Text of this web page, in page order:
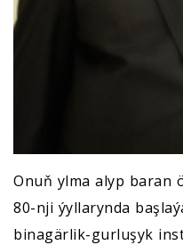
Onuň ylma alyp baran
80-nji ýyllarynda
binagärlik-gurluşyk